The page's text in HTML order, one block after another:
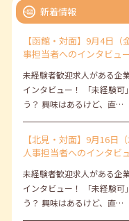
新着情報
【函館・対面】9月4日
事担当者へのインタビュ
未経験者歓迎求人がある企
インタビュー！ 「未経験可
う？ 興味はあるけど、直…
【北見・対面】9月16日
人事担当者へのインタビ
未経験者歓迎求人がある企
インタビュー！ 「未経験可
う？ 興味はあるけど、直…